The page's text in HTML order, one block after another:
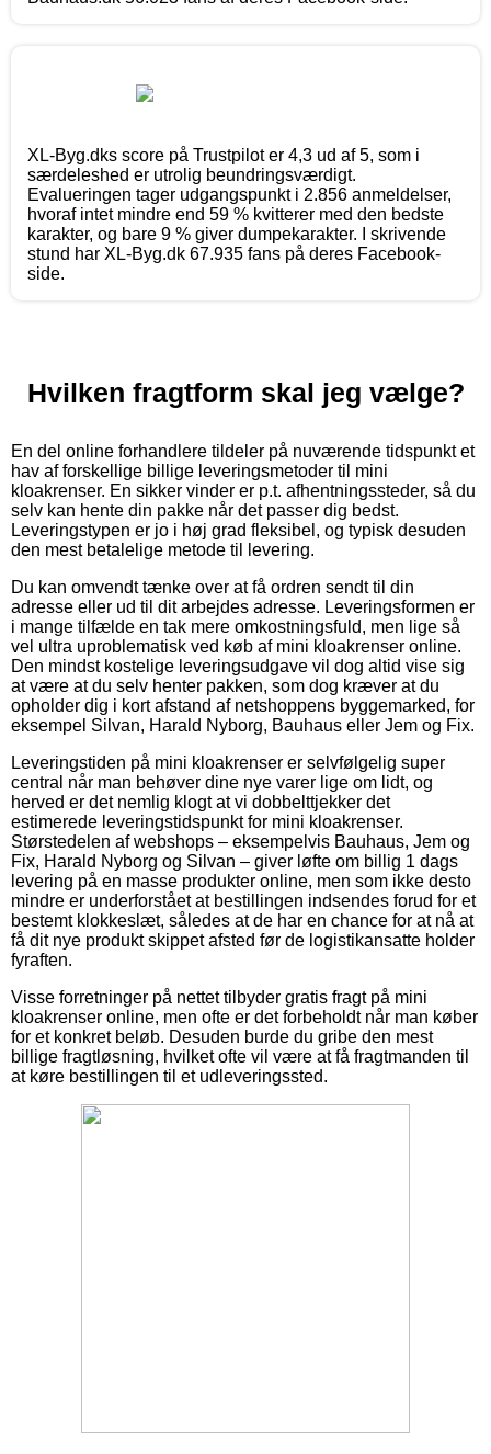
XL-Byg.dks score på Trustpilot er 4,3 ud af 5, som i
særdeleshed er utrolig beundringsværdigt.
Evalueringen tager udgangspunkt i 2.856 anmeldelser,
hvoraf intet mindre end 59 % kvitterer med den bedste
karakter, og bare 9 % giver dumpekarakter. I skrivende
stund har XL-Byg.dk 67.935 fans på deres Facebook-
side.
Hvilken fragtform skal jeg vælge?
En del online forhandlere tildeler på nuværende tidspunkt et
hav af forskellige billige leveringsmetoder til mini
kloakrenser. En sikker vinder er p.t. afhentningssteder, så du
selv kan hente din pakke når det passer dig bedst.
Leveringstypen er jo i høj grad fleksibel, og typisk desuden
den mest betalelige metode til levering.
Du kan omvendt tænke over at få ordren sendt til din
adresse eller ud til dit arbejdes adresse. Leveringsformen er
i mange tilfælde en tak mere omkostningsfuld, men lige så
vel ultra uproblematisk ved køb af mini kloakrenser online.
Den mindst kostelige leveringsudgave vil dog altid vise sig
at være at du selv henter pakken, som dog kræver at du
opholder dig i kort afstand af netshoppens byggemarked, for
eksempel Silvan, Harald Nyborg, Bauhaus eller Jem og Fix.
Leveringstiden på mini kloakrenser er selvfølgelig super
central når man behøver dine nye varer lige om lidt, og
herved er det nemlig klogt at vi dobbelttjekker det
estimerede leveringstidspunkt for mini kloakrenser.
Størstedelen af webshops – eksempelvis Bauhaus, Jem og
Fix, Harald Nyborg og Silvan – giver løfte om billig 1 dags
levering på en masse produkter online, men som ikke desto
mindre er underforstået at bestillingen indsendes forud for et
bestemt klokkeslæt, således at de har en chance for at nå at
få dit nye produkt skippet afsted før de logistikansatte holder
fyraften.
Visse forretninger på nettet tilbyder gratis fragt på mini
kloakrenser online, men ofte er det forbeholdt når man køber
for et konkret beløb. Desuden burde du gribe den mest
billige fragtløsning, hvilket ofte vil være at få fragtmanden til
at køre bestillingen til et udleveringssted.